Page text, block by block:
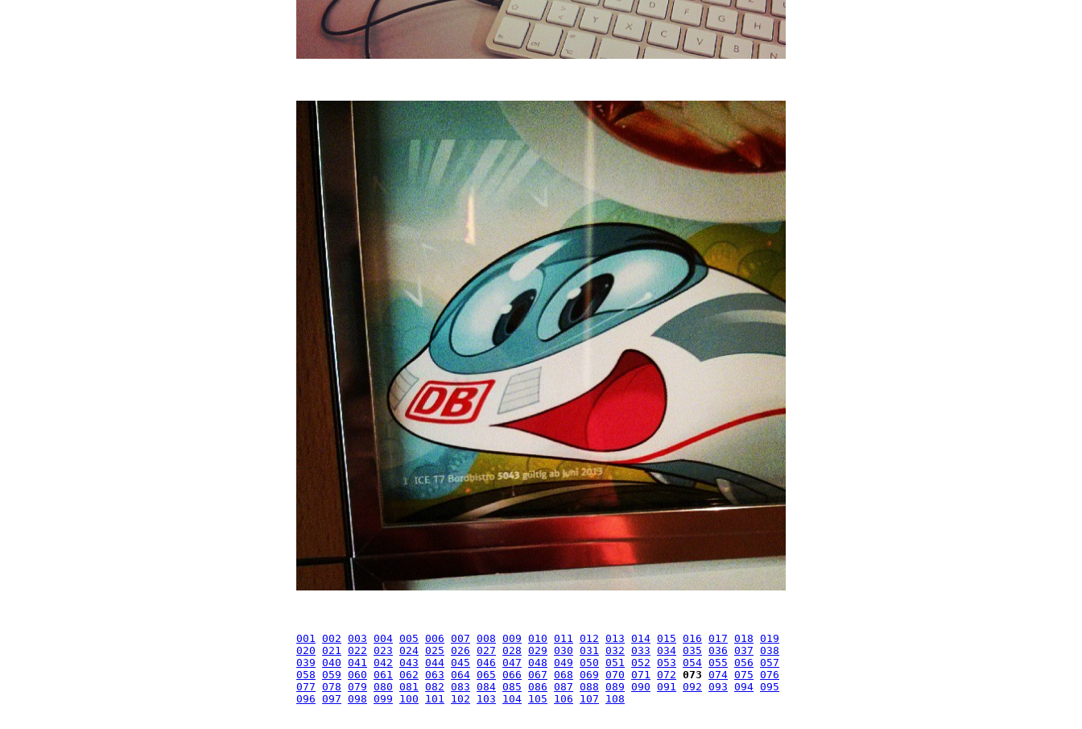
001 002 003 004 005 006 007 008 009 010 011 012 013 014 015 016 017 018 019
020 021 022 023 024 025 026 027 028 029 030 031 032 033 034 035 036 037 038
039 040 041 042 043 044 045 046 047 048 049 050 051 052 053 054 055 056 057
058 059 060 061 062 063 064 065 066 067 068 069 070 071 072 073 074 075 076
077 078 079 080 081 082 083 084 085 086 087 088 089 090 091 092 093 094 095
096 097 098 099 100 101 102 103 104 105 106 107 108